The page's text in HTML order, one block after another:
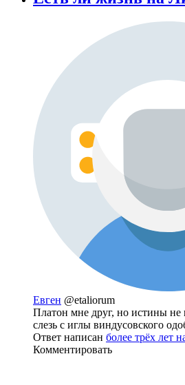
Евген @etaliorum
Платон мне друг, но истины не
слезь с иглы виндусовского
Ответ написан более трёх лет
Комментировать